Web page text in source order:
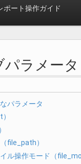
ポート操作ガイド
ラメータ
パラメータ
file_path）
ル操作モード（